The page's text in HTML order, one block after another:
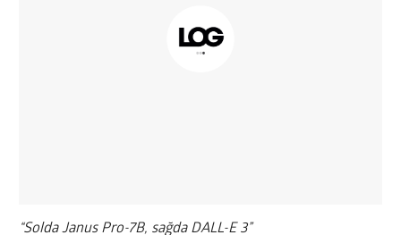
“Solda Janus Pro-7B, sağda DALL-E 3”